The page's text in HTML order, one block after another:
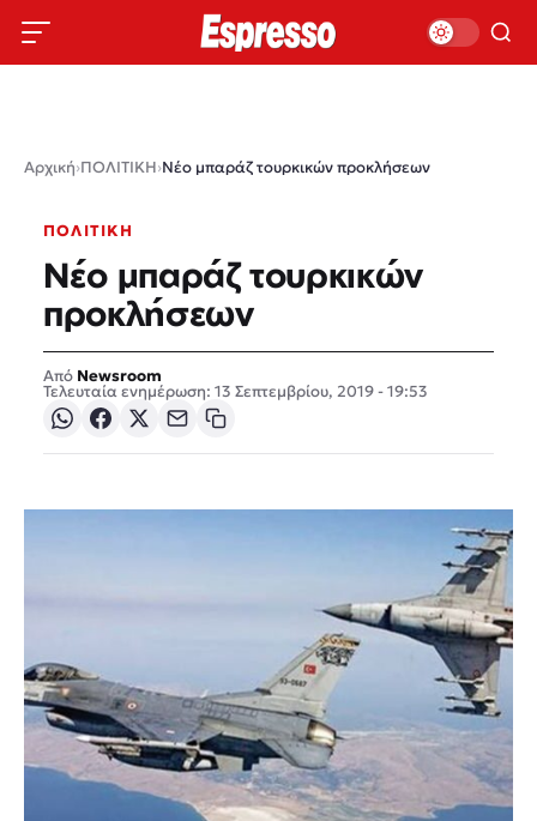
Αρχική›ΠΟΛΙΤΙΚΗ›Νέο μπαράζ τουρκικών προκλήσεων
ΠΟΛΙΤΙΚΗ
Νέο μπαράζ τουρκικών
προκλήσεων
Newsroom
Τελευταία ενημέρωση: 13 Σεπτεμβρίου, 2019 - 19:53